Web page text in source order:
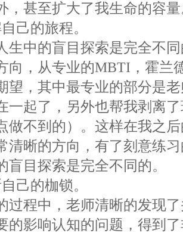
，甚至扩大了我生命的容
己的旅程。
生中的盲目探索是完全不
向，从专业的MBTI，霍兰
望，其中最专业的部分是
一起了，另外也帮我剥离
做不到的）。这样在我之
清晰的方向，有了刻意练
盲目探索是完全不同的。
己的枷锁。
过程中，老师清晰的发现
的影响认知的问题，得到